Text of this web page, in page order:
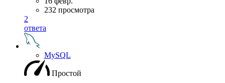
232 просмотра
2
ответа
MySQL
Простой